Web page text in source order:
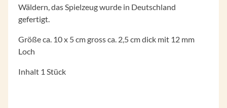
Wäldern, das Spielzeug wurde in Deutschland
gefertigt.
Größe ca. 10 x 5 cm gross ca. 2,5 cm dick mit 12 mm
Loch
Inhalt 1 Stück